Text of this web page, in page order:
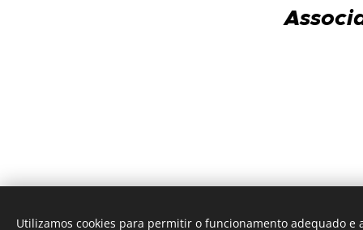
Utilizamos cookies para permitir o funcionamento adequado e